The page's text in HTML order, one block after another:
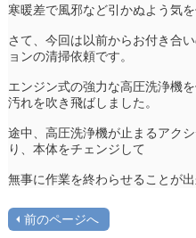
寒暖差で風邪など引かぬよう気
さて、今回は以前からお付き合
ョンの清掃依頼です。
エンジン式の強力な高圧洗浄機
汚れを吹き飛ばしました。
途中、高圧洗浄機が止まるアク
り、本体をチェンジして
無事に作業を終わらせることが出
前のページへ